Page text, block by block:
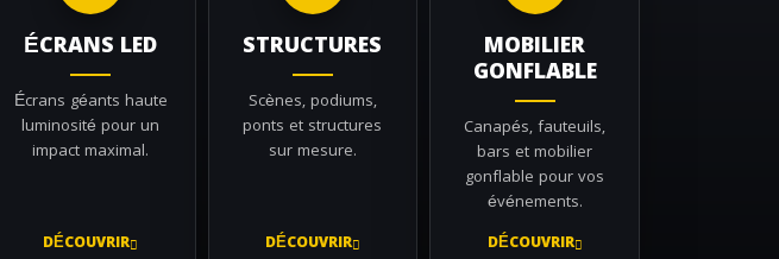
ÉCRANS LED
Écrans géants haute
luminosité pour un
impact maximal.
DÉCOUVRIR
STRUCTURES
Scènes, podiums,
ponts et structures
sur mesure.
DÉCOUVRIR
MOBILIER
GONFLABLE
Canapés, fauteuils,
bars et mobilier
gonflable pour vos
événements.
DÉCOUVRIR